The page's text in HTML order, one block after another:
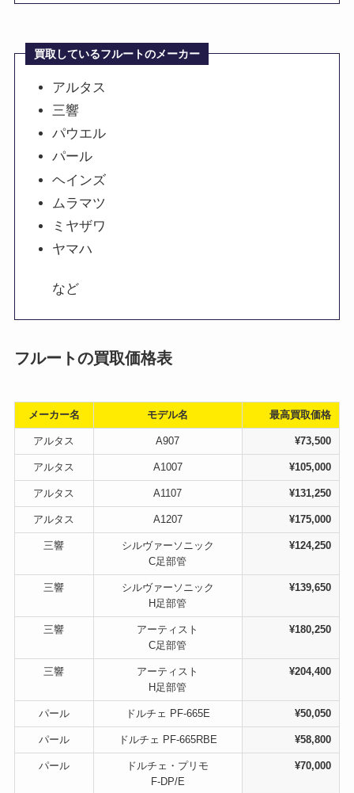
買取しているフルートのメーカー
アルタス
三響
パウエル
パール
ヘインズ
ムラマツ
ミヤザワ
ヤマハ
など
フルートの買取価格表
メーカー名 モデル名 最高買取価格
アルタス A907 ¥73,500
アルタス A1007 ¥105,000
アルタス A1107 ¥131,250
アルタス A1207 ¥175,000
三響
シルヴァーソニック
C足部管
¥124,250
三響
シルヴァーソニック
H足部管
¥139,650
三響
アーティスト
C足部管
¥180,250
三響
アーティスト
H足部管
¥204,400
パール ドルチェ PF-665E ¥50,050
パール ドルチェ PF-665RBE ¥58,800
パール
ドルチェ・プリモ
F-DP/E
¥70,000